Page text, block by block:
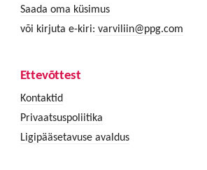
Saada oma küsimus
või kirjuta e-kiri: varviliin@ppg.com
Ettevõttest
Kontaktid
Privaatsuspoliitika
Ligipääsetavuse avaldus